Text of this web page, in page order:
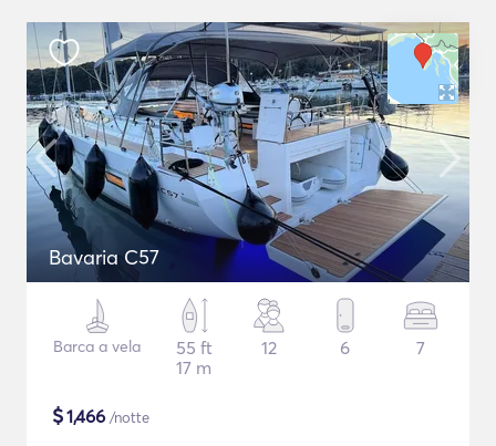
Bavaria C57
Barca a vela
55 ft
17 m
12 6 7
$1,466 /notte